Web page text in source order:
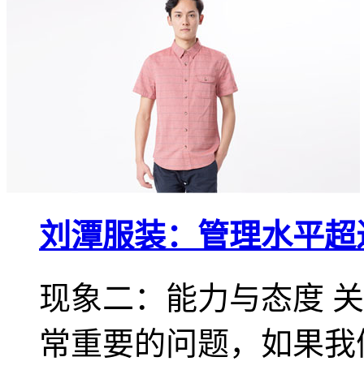
刘潭服装：管理水平
现象二：能力与态度
常重要的问题，如果